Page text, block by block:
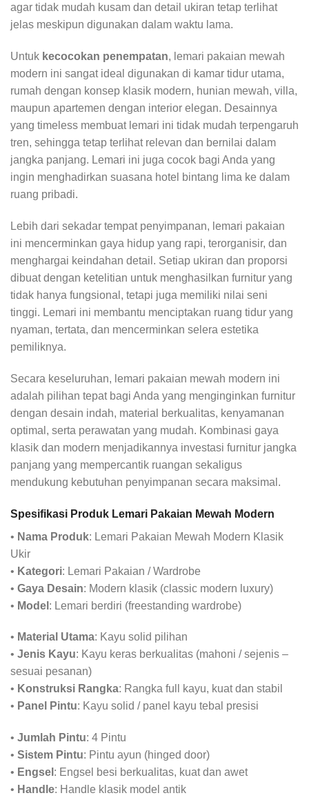
agar tidak mudah kusam dan detail ukiran tetap terlihat
jelas meskipun digunakan dalam waktu lama.
Untuk kecocokan penempatan, lemari pakaian mewah
modern ini sangat ideal digunakan di kamar tidur utama,
rumah dengan konsep klasik modern, hunian mewah, villa,
maupun apartemen dengan interior elegan. Desainnya
yang timeless membuat lemari ini tidak mudah terpengaruh
tren, sehingga tetap terlihat relevan dan bernilai dalam
jangka panjang. Lemari ini juga cocok bagi Anda yang
ingin menghadirkan suasana hotel bintang lima ke dalam
ruang pribadi.
Lebih dari sekadar tempat penyimpanan, lemari pakaian
ini mencerminkan gaya hidup yang rapi, terorganisir, dan
menghargai keindahan detail. Setiap ukiran dan proporsi
dibuat dengan ketelitian untuk menghasilkan furnitur yang
tidak hanya fungsional, tetapi juga memiliki nilai seni
tinggi. Lemari ini membantu menciptakan ruang tidur yang
nyaman, tertata, dan mencerminkan selera estetika
pemiliknya.
Secara keseluruhan, lemari pakaian mewah modern ini
adalah pilihan tepat bagi Anda yang menginginkan furnitur
dengan desain indah, material berkualitas, kenyamanan
optimal, serta perawatan yang mudah. Kombinasi gaya
klasik dan modern menjadikannya investasi furnitur jangka
panjang yang mempercantik ruangan sekaligus
mendukung kebutuhan penyimpanan secara maksimal.
Spesifikasi Produk Lemari Pakaian Mewah Modern
• Nama Produk: Lemari Pakaian Mewah Modern Klasik
Ukir
• Kategori: Lemari Pakaian / Wardrobe
• Gaya Desain: Modern klasik (classic modern luxury)
• Model : Lemari berdiri (freestanding wardrobe)
• Material Utama: Kayu solid pilihan
• Jenis Kayu: Kayu keras berkualitas (mahoni / sejenis –
sesuai pesanan)
• Konstruksi Rangka: Rangka full kayu, kuat dan stabil
• Panel Pintu: Kayu solid / panel kayu tebal presisi
• Jumlah Pintu: 4 Pintu
• Sistem Pintu: Pintu ayun (hinged door)
• Engsel : Engsel besi berkualitas, kuat dan awet
• Handle: Handle klasik model antik